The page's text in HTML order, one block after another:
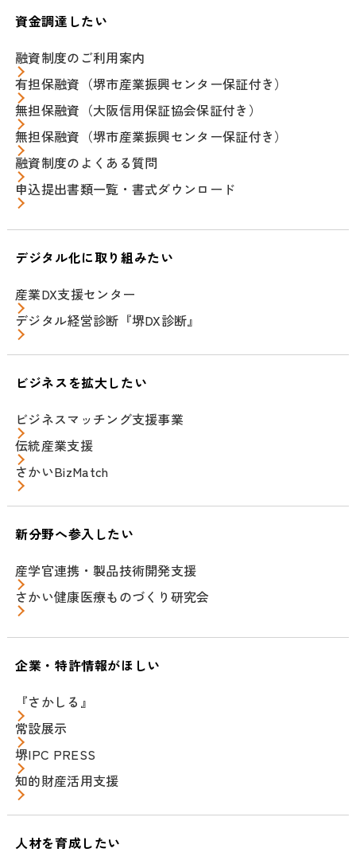
資金調達したい
融資制度のご利用案内
有担保融資（堺市産業振興センター保証付き）
無担保融資（大阪信用保証協会保証付き）
無担保融資（堺市産業振興センター保証付き）
融資制度のよくある質問
申込提出書類一覧・書式ダウンロード
デジタル化に取り組みたい
産業DX支援センター
デジタル経営診断『堺DX診断』
ビジネスを拡大したい
ビジネスマッチング支援事業
伝統産業支援
さかいBizMatch
新分野へ参入したい
産学官連携・製品技術開発支援
さかい健康医療ものづくり研究会
企業・特許情報がほしい
『さかしる』
常設展示
堺IPC PRESS
知的財産活用支援
人材を育成したい